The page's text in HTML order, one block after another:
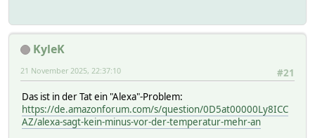
KyleK
#21
21 November 2025, 22:37:10
Das ist in der Tat ein "Alexa"-Problem:
https://de.amazonforum.com/s/question/0D5at00000Ly8ICC
AZ/alexa-sagt-kein-minus-vor-der-temperatur-mehr-an